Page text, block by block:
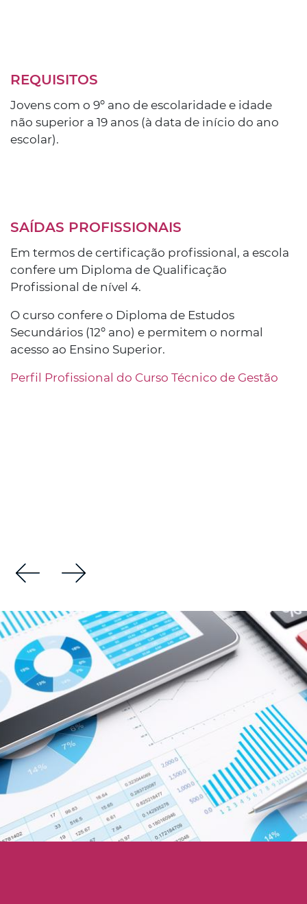
REQUISITOS
Jovens com o 9º ano de escolaridade e idade
não superior a 19 anos (à data de início do ano
escolar).
SAÍDAS PROFISSIONAIS
Em termos de certificação profissional, a escola
confere um Diploma de Qualificação
Profissional de nível 4.
O curso confere o Diploma de Estudos
Secundários (12º ano) e permitem o normal
acesso ao Ensino Superior.
Perfil Profissional do Curso Técnico de Gestão